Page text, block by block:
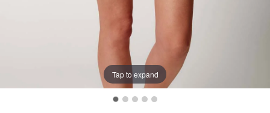
Tap to expand